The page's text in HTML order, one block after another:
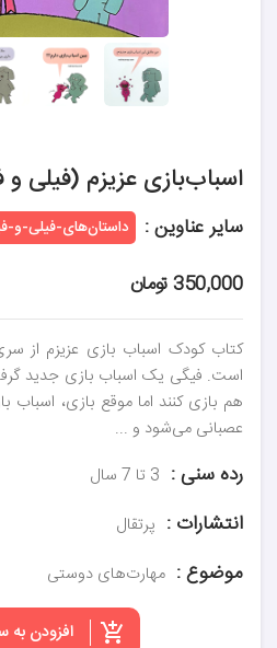
اسباب‌بازی عزیزم (فیلی
سایر عناوین : داستان‌های-فیلی-و-
350,000 تومان
کتاب کودک اسباب بازی عزیزم از
است. فیگی یک اسباب بازی جدید
هم بازی کنند اما موقع بازی،
عصبانی می‌شود و ...
رده سنی : 3 تا 7 سال
انتشارات : پرتقال
موضوع : مهارت‌های دوستی
افزودن به